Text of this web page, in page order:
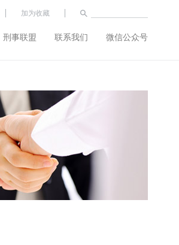
加为收藏
刑事联盟 联系我们 微信公众号